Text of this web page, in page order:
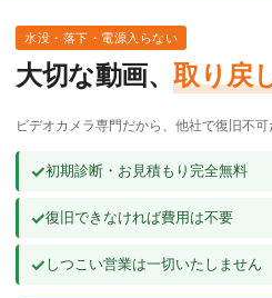
料金・メニュー
お客様の声
ビデオカメラ復旧成功事例
水没・落下・電源入らない
大切な動画、 取り戻
ビデオカメラ専門だから、他社で復旧不
✓初期診断・お見積もり完全無料
✓復旧できなければ費用は不要
✓しつこい営業は一切いたしません